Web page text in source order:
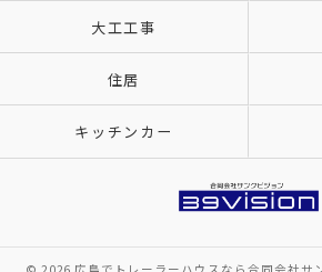
大工工事
住居
キッチンカー